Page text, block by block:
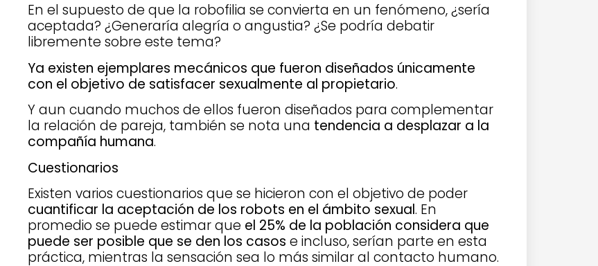
En el supuesto de que la robofilia se convierta en un fenómeno, ¿sería
aceptada? ¿Generaría alegría o angustia? ¿Se podría debatir
libremente sobre este tema?
Ya existen ejemplares mecánicos que fueron diseñados únicamente
con el objetivo de satisfacer sexualmente al propietario.
Y aun cuando muchos de ellos fueron diseñados para complementar
la relación de pareja, también se nota una tendencia a desplazar a la
compañía humana.
Cuestionarios
Existen varios cuestionarios que se hicieron con el objetivo de poder
cuantificar la aceptación de los robots en el ámbito sexual. En
promedio se puede estimar que el 25% de la población considera que
puede ser posible que se den los casos e incluso, serían parte en esta
práctica, mientras la sensación sea lo más similar al contacto humano.